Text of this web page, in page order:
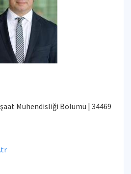
Mühendisliği Bölümü | 34469